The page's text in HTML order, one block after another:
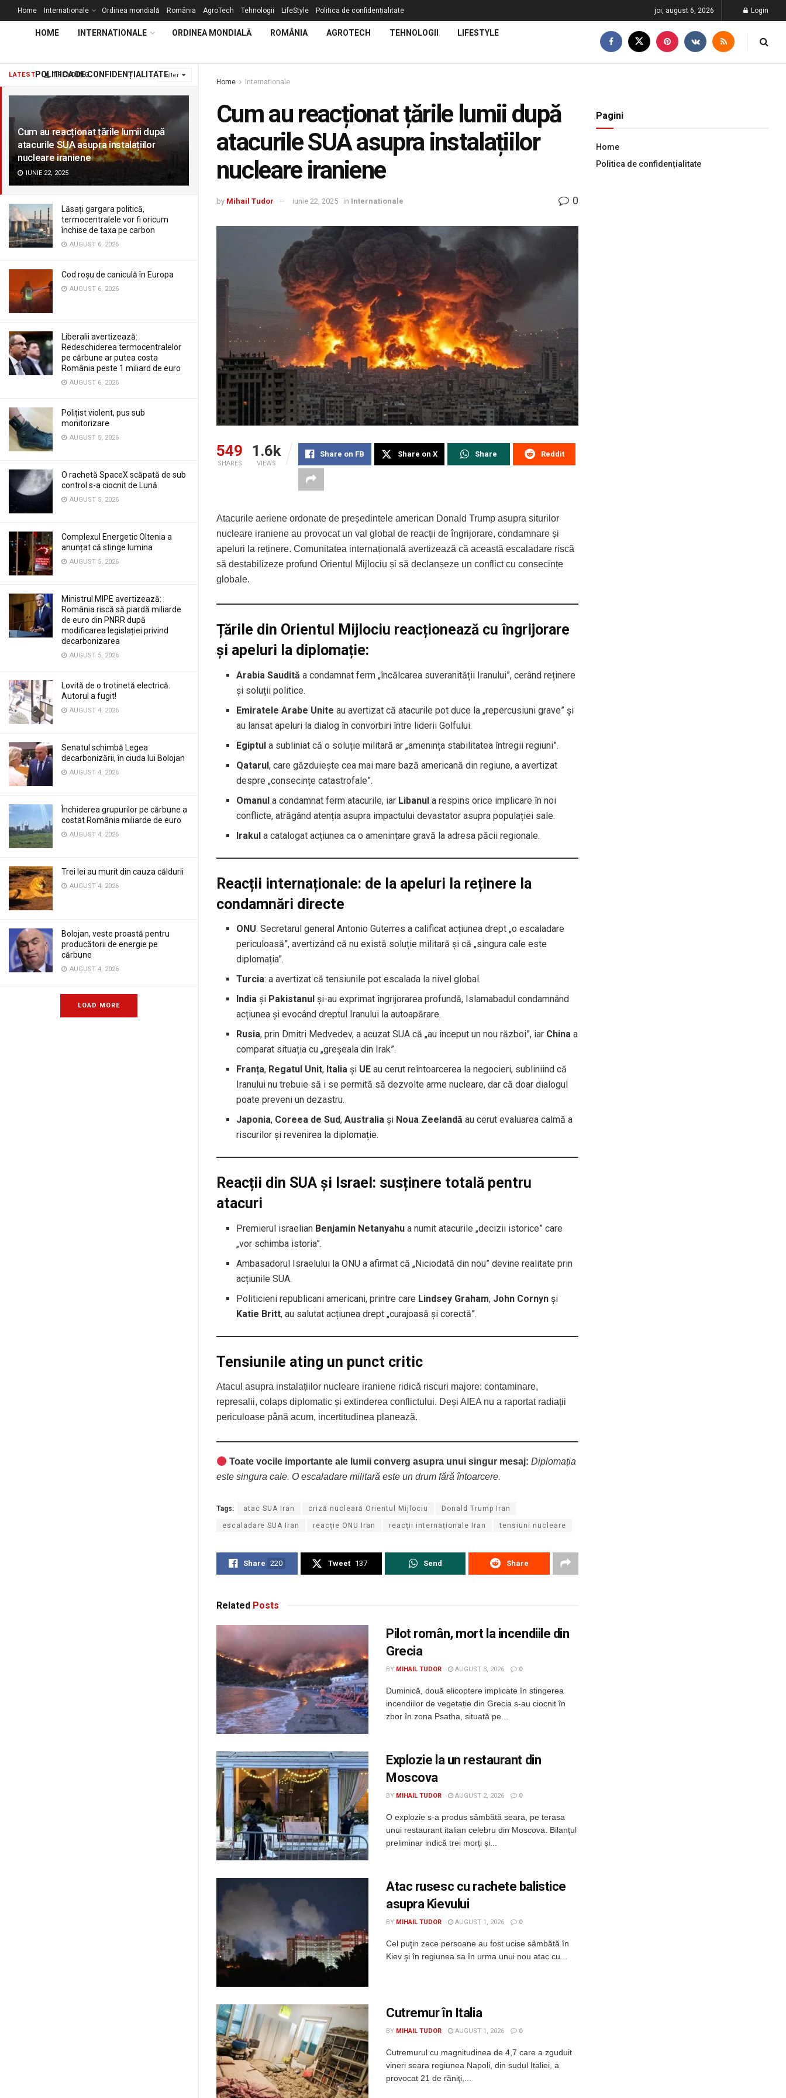
LATEST TRENDING Filter
Cum au reacționat țările lumii după
atacurile SUA asupra instalațiilor
nucleare iraniene
IUNIE 22, 2025
Lăsați gargara politică,
termocentralele vor fi oricum
închise de taxa pe carbon
AUGUST 6, 2026
Cod roșu de caniculă în Europa
AUGUST 6, 2026
Liberalii avertizează:
Redeschiderea termocentralelor
pe cărbune ar putea costa
România peste 1 miliard de euro
AUGUST 6, 2026
Polițist violent, pus sub
monitorizare
AUGUST 5, 2026
O rachetă SpaceX scăpată de sub
control s-a ciocnit de Lună
AUGUST 5, 2026
Complexul Energetic Oltenia a
anunțat că stinge lumina
AUGUST 5, 2026
Ministrul MIPE avertizează:
România riscă să piardă miliarde
de euro din PNRR după
modificarea legislației privind
decarbonizarea
AUGUST 5, 2026
Lovită de o trotinetă electrică.
Autorul a fugit!
AUGUST 4, 2026
Senatul schimbă Legea
decarbonizării, în ciuda lui Bolojan
AUGUST 4, 2026
Închiderea grupurilor pe cărbune a
costat România miliarde de euro
AUGUST 4, 2026
Trei lei au murit din cauza căldurii
AUGUST 4, 2026
Bolojan, veste proastă pentru
producătorii de energie pe
cărbune
AUGUST 4, 2026
LOAD MORE
Home Internationale Ordinea mondială România AgroTech Tehnologii LifeStyle Politica de confidențialitate joi, august 6, 2026 Login
HOME INTERNATIONALE ORDINEA MONDIALĂ ROMÂNIA AGROTECH TEHNOLOGII LIFESTYLE
POLITICA DE CONFIDENȚIALITATE
Home Internationale
Cum au reacționat țările lumii după
atacurile SUA asupra instalațiilor
nucleare iraniene
by Mihail Tudor iunie 22, 2025 in Internationale 0
549
SHARES
1.6k
VIEWS
Share on FB Share on X Share Reddit
Atacurile aeriene ordonate de președintele american Donald Trump asupra siturilor
nucleare iraniene au provocat un val global de reacții de îngrijorare, condamnare și
apeluri la reținere. Comunitatea internațională avertizează că această escaladare riscă
să destabilizeze profund Orientul Mijlociu și să declanșeze un conflict cu consecințe
globale.
Țările din Orientul Mijlociu reacționează cu îngrijorare
și apeluri la diplomație:
Arabia Saudită a condamnat ferm „încălcarea suveranității Iranului”, cerând reținere
și soluții politice.
Emiratele Arabe Unite au avertizat că atacurile pot duce la „repercusiuni grave” și
au lansat apeluri la dialog în convorbiri între liderii Golfului.
Egiptul a subliniat că o soluție militară ar „amenința stabilitatea întregii regiuni”.
Qatarul, care găzduiește cea mai mare bază americană din regiune, a avertizat
despre „consecințe catastrofale”.
Omanul a condamnat ferm atacurile, iar Libanul a respins orice implicare în noi
conflicte, atrăgând atenția asupra impactului devastator asupra populației sale.
Irakul a catalogat acțiunea ca o amenințare gravă la adresa păcii regionale.
Reacții internaționale: de la apeluri la reținere la
condamnări directe
ONU: Secretarul general Antonio Guterres a calificat acțiunea drept „o escaladare
periculoasă”, avertizând că nu există soluție militară și că „singura cale este
diplomația”.
Turcia: a avertizat că tensiunile pot escalada la nivel global.
India și Pakistanul și-au exprimat îngrijorarea profundă, Islamabadul condamnând
acțiunea și evocând dreptul Iranului la autoapărare.
Rusia, prin Dmitri Medvedev, a acuzat SUA că „au început un nou război”, iar China a
comparat situația cu „greșeala din Irak”.
Franța, Regatul Unit, Italia și UE au cerut reîntoarcerea la negocieri, subliniind că
Iranului nu trebuie să i se permită să dezvolte arme nucleare, dar că doar dialogul
poate preveni un dezastru.
Japonia, Coreea de Sud,Australia și Noua Zeelandă au cerut evaluarea calmă a
riscurilor și revenirea la diplomație.
Reacții din SUA și Israel: susținere totală pentru
atacuri
Premierul israelian Benjamin Netanyahu a numit atacurile „decizii istorice” care
„vor schimba istoria”.
Ambasadorul Israelului la ONU a afirmat că „Niciodată din nou” devine realitate prin
acțiunile SUA.
Politicieni republicani americani, printre care Lindsey Graham, John Cornyn și
Katie Britt, au salutat acțiunea drept „curajoasă și corectă”.
Tensiunile ating un punct critic
Atacul asupra instalațiilor nucleare iraniene ridică riscuri majore: contaminare,
represalii, colaps diplomatic și extinderea conflictului. Deși AIEA nu a raportat radiații
periculoase până acum, incertitudinea planează.
Toate vocile importante ale lumii converg asupra unui singur mesaj: Diplomația
este singura cale. O escaladare militară este un drum fără întoarcere.
Tags: atac SUA Iran criză nucleară Orientul Mijlociu Donald Trump Iran
escaladare SUA Iran reacție ONU Iran reacții internaționale Iran tensiuni nucleare
Share 220 Tweet 137 Send Share
Related Posts
Pilot român, mort la incendiile din
Grecia
BY MIHAIL TUDOR AUGUST 3, 2026 0
Duminică, două elicoptere implicate în stingerea
incendiilor de vegetație din Grecia s-au ciocnit în
zbor în zona Psatha, situată pe...
Explozie la un restaurant din
Moscova
BY MIHAIL TUDOR AUGUST 2, 2026 0
O explozie s-a produs sâmbătă seara, pe terasa
unui restaurant italian celebru din Moscova. Bilanțul
preliminar indică trei morți și...
Atac rusesc cu rachete balistice
asupra Kievului
BY MIHAIL TUDOR AUGUST 1, 2026 0
Cel puţin zece persoane au fost ucise sâmbătă în
Kiev şi în regiunea sa în urma unui nou atac cu...
Cutremur în Italia
BY MIHAIL TUDOR AUGUST 1, 2026 0
Cutremurul cu magnitudinea de 4,7 care a zguduit
vineri seara regiunea Napoli, din sudul Italiei, a
provocat 21 de răniţi,...
Pagini
Home
Politica de confidențialitate